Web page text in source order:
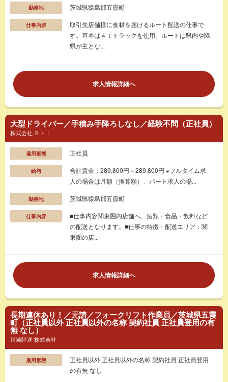
勤務地 茨城県猿島郡五霞町
仕事内容
取引先店舗様に食材を届けるルート配送の仕事で
す。基本は４ｔトラックを使用、ルートは県内や隣
県が主とな...
求人情報詳細へ
大型ドライバー／手積み手降ろしなし／経験不問（正社員）
株式会社 Ｂ・Ｉ
雇用形態 正社員
給与
合計賃金：289,800円～289,800円 ※フルタイム求
人の場合は月額（換算額）、パート求人の場...
勤務地 茨城県猿島郡五霞町
仕事内容
■仕事内容関東圏内店舗へ、酒類・食品・飲料など
の配送となります。■仕事の特徴・配送エリア：関
東圏の店...
求人情報詳細へ
長期連休あり！／元請／フォークリフト作業員／茨城県五霞
町（正社員以外 正社員以外の名称 契約社員 正社員登用の有
無 なし）
川崎陸送 株式会社
雇用形態
正社員以外 正社員以外の名称 契約社員 正社員登用
の有無 なし